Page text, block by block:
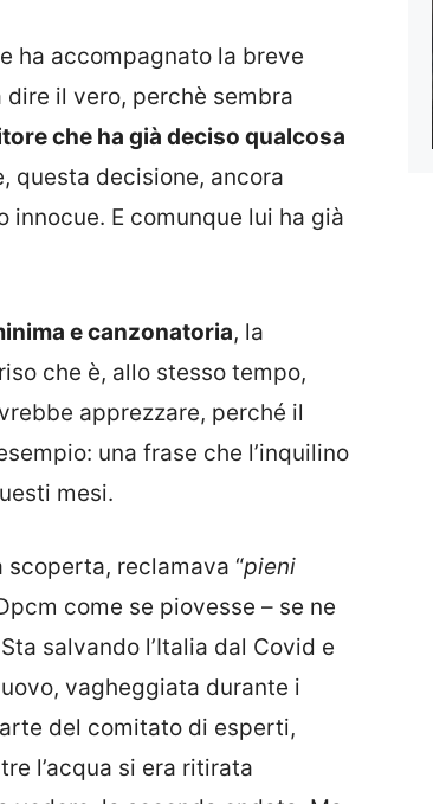
ha accompagnato la breve
dire il vero, perchè sembra
che ha già deciso qualcosa
questa decisione, ancora
E comunque lui ha già
e canzonatoria, la
che è, allo stesso tempo,
apprezzare, perché il
una frase che l’inquilino
mesi.
scoperta, reclamava “pieni
come se piovesse – se ne
salvando l’Italia dal Covid e
vagheggiata durante i
del comitato di esperti,
l’acqua si era ritirata